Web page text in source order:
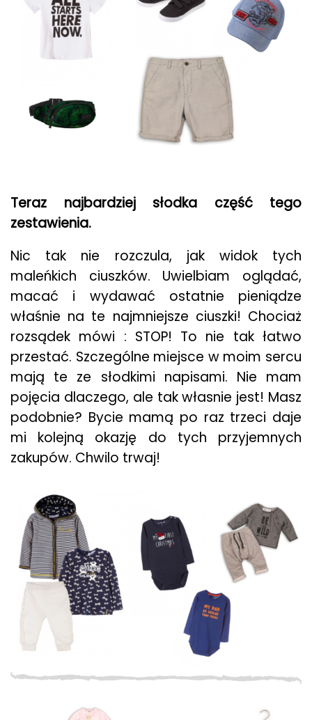
Teraz najbardziej słodka część tego
zestawienia.
Nic tak nie rozczula, jak widok tych
maleńkich ciuszków. Uwielbiam oglądać,
macać i wydawać ostatnie pieniądze
właśnie na te najmniejsze ciuszki! Chociaż
rozsądek mówi : STOP! To nie tak łatwo
przestać. Szczególne miejsce w moim sercu
mają te ze słodkimi napisami. Nie mam
pojęcia dlaczego, ale tak własnie jest! Masz
podobnie? Bycie mamą po raz trzeci daje
mi kolejną okazję do tych przyjemnych
zakupów. Chwilo trwaj!